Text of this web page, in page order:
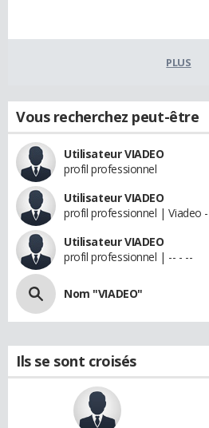
PLUS
Vous recherchez peut-être
Utilisateur VIADEO
profil professionnel
Utilisateur VIADEO
profil professionnel | Viadeo
Utilisateur VIADEO
profil professionnel | -- - --
Nom "VIADEO"
Ils se sont croisés